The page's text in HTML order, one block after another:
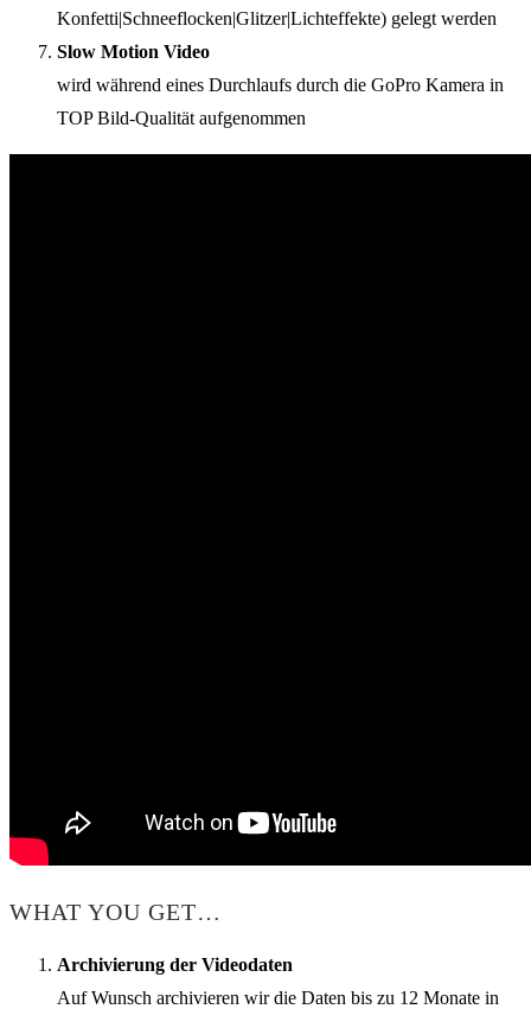
Konfetti|Schneeflocken|Glitzer|Lichteffekte) gelegt werden
Slow Motion Video
wird während eines Durchlaufs durch die GoPro Kamera in
TOP Bild-Qualität aufgenommen
WHAT YOU GET…
Archivierung der Videodaten
Auf Wunsch archivieren wir die Daten bis zu 12 Monate in